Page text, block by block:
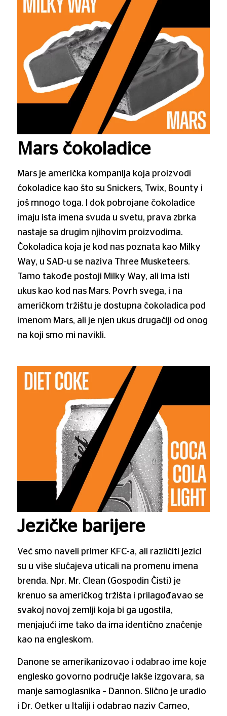
Mars čokoladice
Mars je američka kompanija koja proizvodi
čokoladice kao što su Snickers, Twix, Bounty i
još mnogo toga. I dok pobrojane čokoladice
imaju ista imena svuda u svetu, prava zbrka
nastaje sa drugim njihovim proizvodima.
Čokoladica koja je kod nas poznata kao Milky
Way, u SAD-u se naziva Three Musketeers.
Tamo takođe postoji Milky Way, ali ima isti
ukus kao kod nas Mars. Povrh svega, i na
američkom tržištu je dostupna čokoladica pod
imenom Mars, ali je njen ukus drugačiji od onog
na koji smo mi navikli.
Jezičke barijere
Već smo naveli primer KFC-a, ali različiti jezici
su u više slučajeva uticali na promenu imena
brenda. Npr. Mr. Clean (Gospodin Čisti) je
krenuo sa američkog tržišta i prilagođavao se
svakoj novoj zemlji koja bi ga ugostila,
menjajući ime tako da ima identično značenje
kao na engleskom.
Danone se amerikanizovao i odabrao ime koje
englesko govorno područje lakše izgovara, sa
manje samoglasnika – Dannon. Slično je uradio
i Dr. Oetker u Italiji i odabrao naziv Cameo,